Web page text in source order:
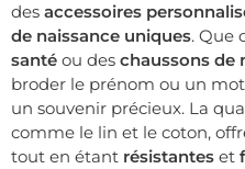
des accessoires
de naissance uniques. Que
santé ou des chaussons de
broder le prénom ou un
un souvenir précieux. La
comme le lin et le coton,
tout en étant résistantes et